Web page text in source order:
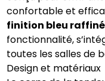
confortable et
finition bleu
fonctionnalité,
toutes les salles de
Design et matériaux